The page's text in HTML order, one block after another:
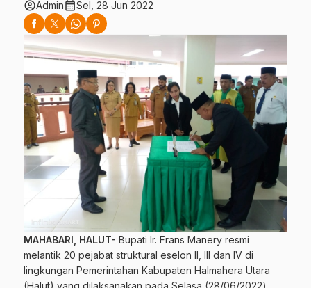
account_circleAdmincalendar_monthSel, 28 Jun 2022
MAHABARI, HALUT- Bupati Ir. Frans Manery resmi
melantik 20 pejabat struktural eselon II, III dan IV di
lingkungan Pemerintahan Kabupaten Halmahera Utara